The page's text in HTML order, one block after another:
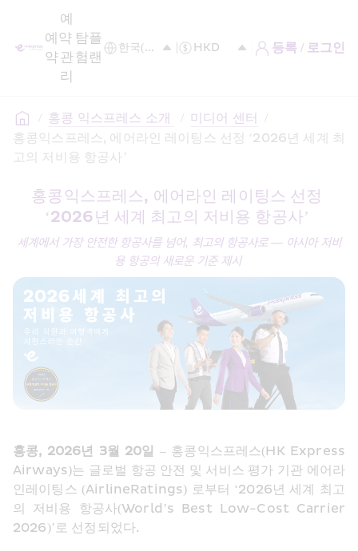
예
약
예
약
관
리
탐
험
플
랜
등록 / 로그인
/ 홍콩 익스프레스 소개 / 미디어 센터
/
홍콩익스프레스, 에어라인 레이팅스 선정 ‘2026년 세계 최
고의 저비용 항공사’
홍콩익스프레스, 에어라인 레이팅스 선정
‘2026년 세계 최고의 저비용 항공사’
세계에서 가장 안전한 항공사를 넘어, 최고의 항공사로— 아시아 저비
용 항공의 새로운 기준 제시
홍콩, 2026년 3월 20일 – 홍콩익스프레스(HK Express
Airways)는 글로벌 항공 안전 및 서비스 평가 기관 에어라
인레이팅스 (AirlineRatings) 로부터 ‘2026년 세계 최고
의 저비용 항공사(World’s Best Low-Cost Carrier
2026)’로 선정되었다.